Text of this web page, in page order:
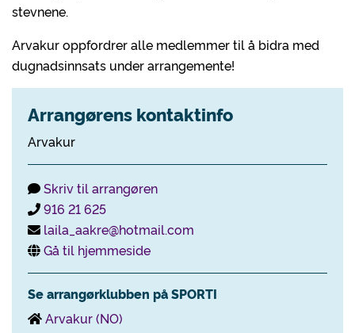
stevnene.
Arvakur oppfordrer alle medlemmer til å bidra med
dugnadsinnsats under arrangemente!
Arrangørens kontaktinfo
Arvakur
Skriv til arrangøren
916 21 625
laila_aakre@hotmail.com
Gå til hjemmeside
Se arrangørklubben på SPORTI
Arvakur (NO)